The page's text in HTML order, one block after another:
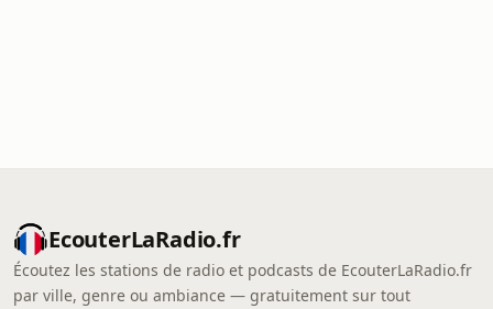
EcouterLaRadio.fr
Écoutez les stations de radio et podcasts de EcouterLaRadio.fr
par ville, genre ou ambiance — gratuitement sur tout